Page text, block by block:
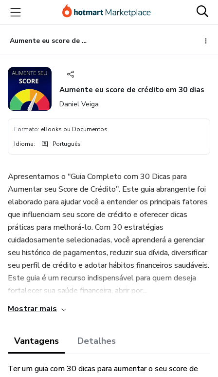
para
conteúdo
principal
para
pagamento
para
rodapé
Aumente eu score de crédito em 30 dias
Aumente eu score de crédito em 30 dias
Daniel Veiga
Formato: eBooks ou Documentos
Idioma: Português
Apresentamos o "Guia Completo com 30 Dicas para
Aumentar seu Score de Crédito". Este guia abrangente foi
elaborado para ajudar você a entender os principais fatores
que influenciam seu score de crédito e oferecer dicas
práticas para melhorá-lo. Com 30 estratégias
cuidadosamente selecionadas, você aprenderá a gerenciar
seu histórico de pagamentos, reduzir sua dívida, diversificar
seu perfil de crédito e adotar hábitos financeiros saudáveis.
Este guia é um recurso indispensável para quem deseja
fortalecer sua saúde financeira, abrir por...
Mostrar mais
Vantagens Detalhes
Ter um guia com 30 dicas para aumentar o seu score de